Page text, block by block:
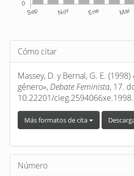
Detalles
del
artículo
Cómo citar
Massey, D. y Bernal, G. E.
género», Debate Feminista, 17.
10.22201/
Más formatos de cita
Número